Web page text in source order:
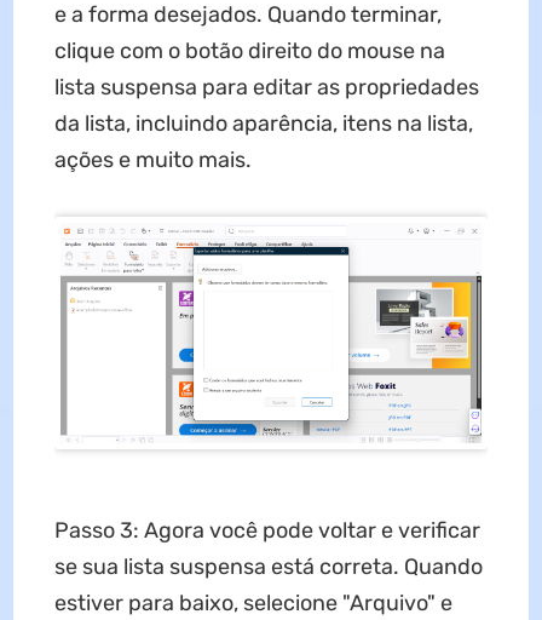
e a forma desejados. Quando terminar,
clique com o botão direito do mouse na
lista suspensa para editar as propriedades
da lista, incluindo aparência, itens na lista,
ações e muito mais.
Passo 3: Agora você pode voltar e verificar
se sua lista suspensa está correta. Quando
estiver para baixo, selecione "Arquivo" e